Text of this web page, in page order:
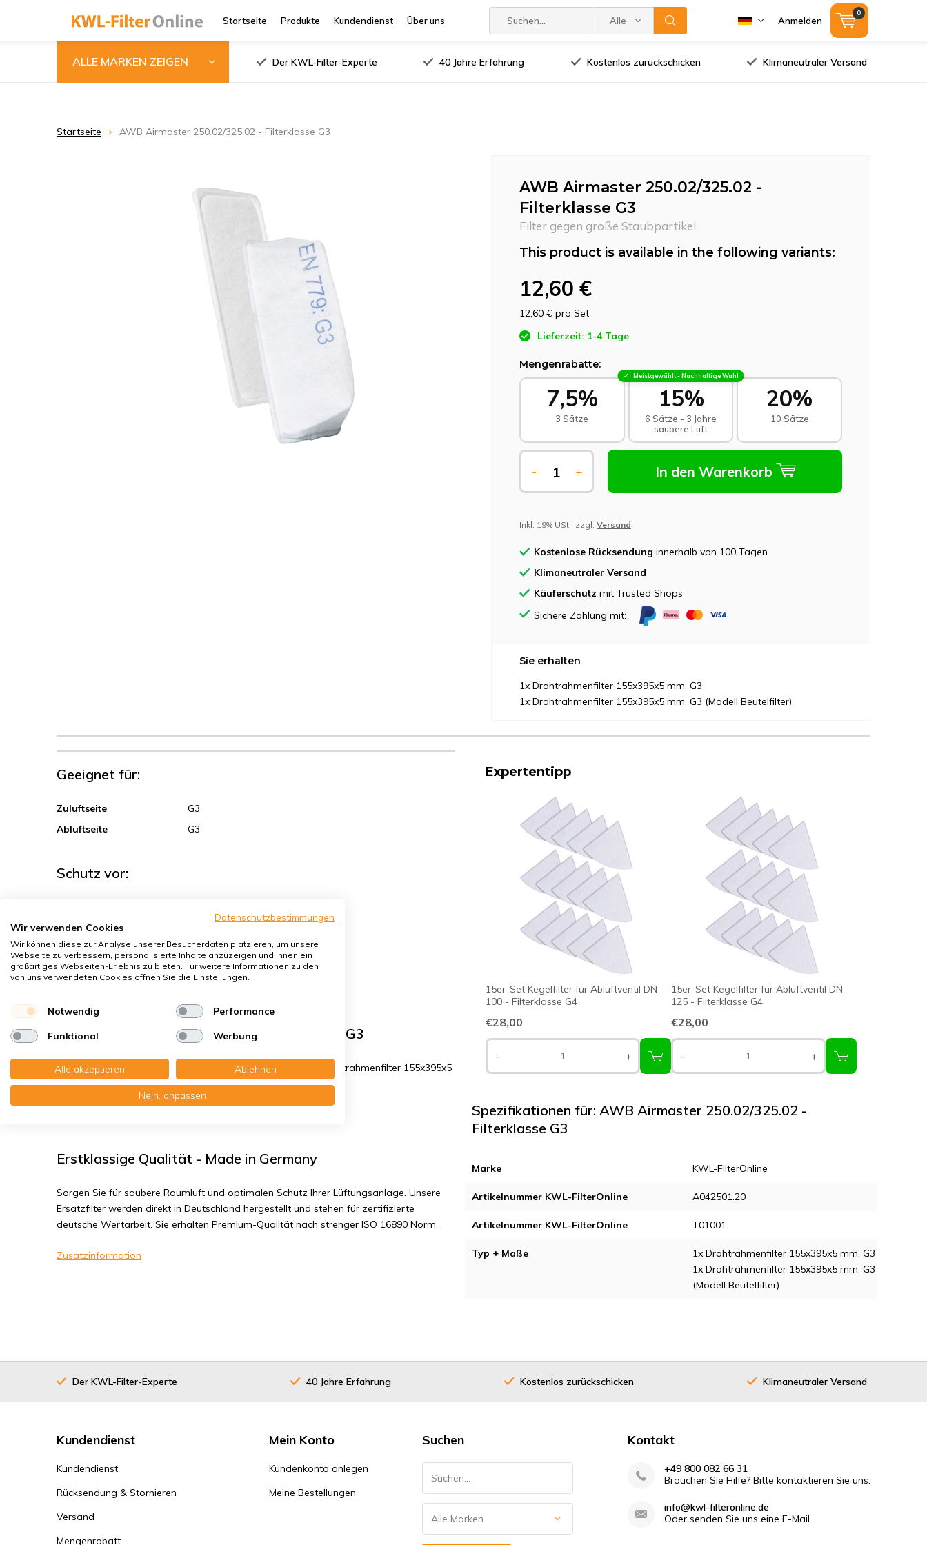
Startseite Produkte Kundendienst Über uns Alle Marken Anmelden
0
ALLE MARKEN ZEIGEN Der KWL-Filter-Experte 40 Jahre Erfahrung Kostenlos zurückschicken Klimaneutraler Versand
Startseite AWB Airmaster 250.02/325.02 - Filterklasse G3
AWB Airmaster 250.02/325.02 -
Filterklasse G3
Filter gegen große Staubpartikel
This product is available in the following variants:
12,60 €
12,60 € pro Set
Lieferzeit: 1-4 Tage
Mengenrabatte:
7,5%
3 Sätze
Meistgewählt - Nachhaltige Wahl
15%
6 Sätze - 3 Jahre
saubere Luft
20%
10 Sätze
- + In den Warenkorb
Inkl. 19% USt., zzgl. Versand
Kostenlose Rücksendung innerhalb von 100 Tagen
Klimaneutraler Versand
Käuferschutz mit Trusted Shops
Sichere Zahlung mit:
Sie erhalten
1x Drahtrahmenfilter 155x395x5 mm. G3
1x Drahtrahmenfilter 155x395x5 mm. G3 (Modell Beutelfilter)
Geeignet für:
Zuluftseite
G3
Abluftseite
G3
Schutz vor:
Sporen, Pollen
Hausstaubmilben
Bakterien, Smog
AWB Airmaster 250.02/325.02 - Filterklasse G3
Sie erhalten:1x Drahtrahmenfilter 155x395x5 mm. G3 + 1x Drahtrahmenfilter 155x395x5
mm. G3 | Modell Beutelfilter
Erstklassige Qualität - Made in Germany
Sorgen Sie für saubere Raumluft und optimalen Schutz Ihrer Lüftungsanlage. Unsere
Ersatzfilter werden direkt in Deutschland hergestellt und stehen für zertifizierte
deutsche Wertarbeit. Sie erhalten Premium-Qualität nach strenger ISO 16890 Norm.
Zusatzinformation
Expertentipp
15er-Set Kegelfilter für Abluftventil DN
100 - Filterklasse G4
€28,00
- +
15er-Set Kegelfilter für Abluftventil DN
125 - Filterklasse G4
€28,00
- +
Spezifikationen für: AWB Airmaster 250.02/325.02 -
Filterklasse G3
Marke KWL-FilterOnline
Artikelnummer KWL-FilterOnline A042501.20
Artikelnummer KWL-FilterOnline T01001
Typ + Maße
1x Drahtrahmenfilter 155x395x5 mm. G3
1x Drahtrahmenfilter 155x395x5 mm. G3
(Modell Beutelfilter)
Der KWL-Filter-Experte 40 Jahre Erfahrung Kostenlos zurückschicken Klimaneutraler Versand
Kundendienst
Kundendienst
Rücksendung & Stornieren
Versand
Mengenrabatt
Mein Konto
Kundenkonto anlegen
Meine Bestellungen
Suchen Kontakt
+49 800 082 66 31
Brauchen Sie Hilfe? Bitte kontaktieren Sie uns.
info@kwl-filteronline.de
Oder senden Sie uns eine E-Mail.
Datenschutzbestimmungen
Wir verwenden Cookies
Wir können diese zur Analyse unserer Besucherdaten platzieren, um unsere
Webseite zu verbessern, personalisierte Inhalte anzuzeigen und Ihnen ein
großartiges Webseiten-Erlebnis zu bieten. Für weitere Informationen zu den
von uns verwendeten Cookies öffnen Sie die Einstellungen.
Notwendig Performance
Funktional Werbung
Alle akzeptieren Ablehnen
Nein, anpassen